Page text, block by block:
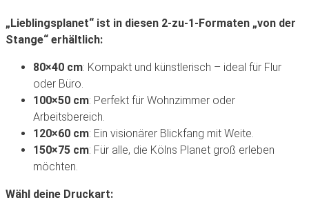
„Lieblingsplanet“ ist in diesen 2-zu-1-Formaten „von der
Stange“ erhältlich:
80×40 cm: Kompakt und künstlerisch – ideal für Flur
oder Büro.
100×50 cm: Perfekt für Wohnzimmer oder
Arbeitsbereich.
120×60 cm: Ein visionärer Blickfang mit Weite.
150×75 cm: Für alle, die Kölns Planet groß erleben
möchten.
Wähl deine Druckart: